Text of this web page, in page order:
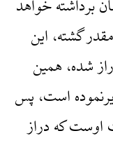
برداشته خواهد
گشته، این
شده، همین
است، پس
که دراز